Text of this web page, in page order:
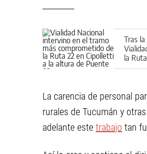
Tras
la
La carencia de personal
rurales de Tucumán y
adelante este trabajo tan